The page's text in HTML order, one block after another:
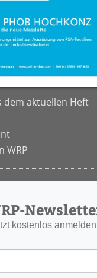
dem aktuellen Heft
WRP
kostenlos anmelden